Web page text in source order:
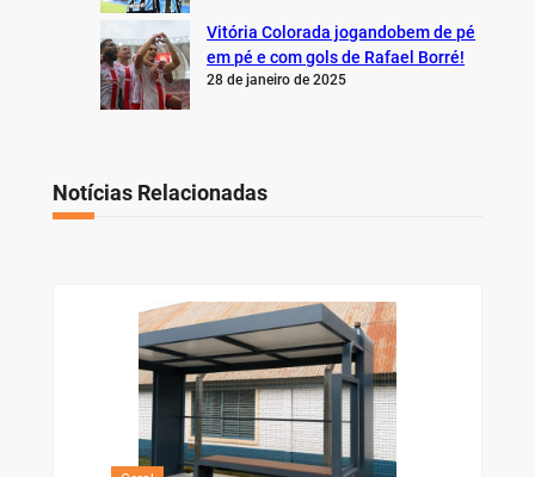
Vitória Colorada jogandobem de pé
em pé e com gols de Rafael Borré!
28 de janeiro de 2025
Notícias Relacionadas